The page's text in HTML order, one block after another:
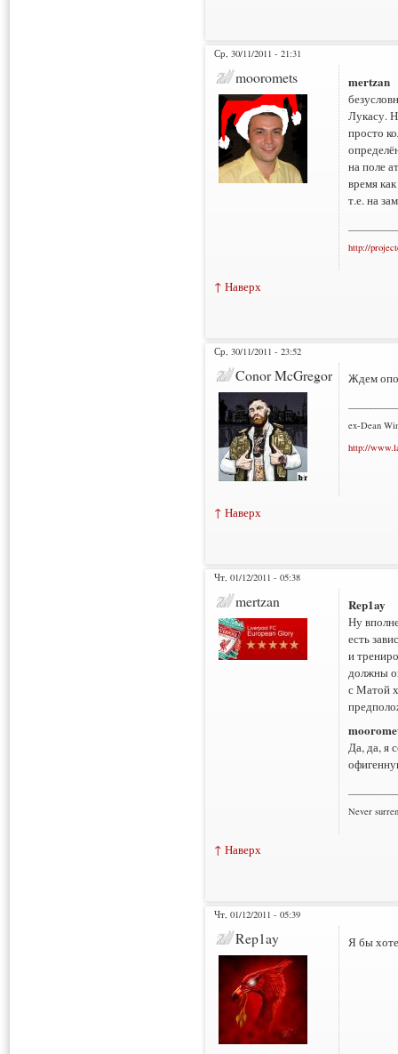
Ср, 30/11/2011 - 21:31
mooromets mertzan
Лукасу.
просто
на поле
время
т.е. на
http://
↑ Наверх
Ср, 30/11/2011 - 23:52
Conor McGregor Ждем
ex-Dean
http://
↑ Наверх
Чт, 01/12/2011 - 05:38
mertzan Rep1ay
Ну
есть
и
должны
с Матой
Да, да, я
Never
↑ Наверх
Чт, 01/12/2011 - 05:39
Rep1ay Я бы